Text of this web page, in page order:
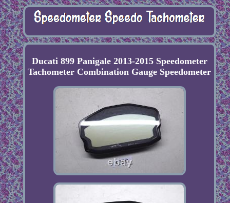
Ducati 899 Panigale 2013-2015 Speedometer
Tachometer Combination Gauge Speedometer